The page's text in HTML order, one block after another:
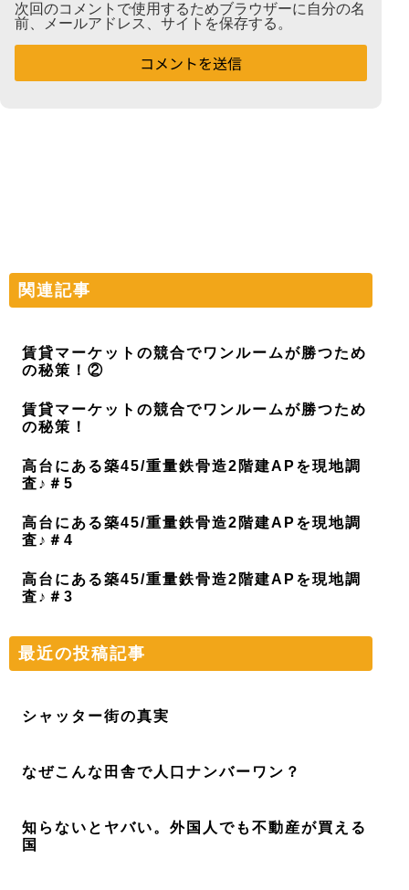
次回のコメントで使用するためブラウザーに自分の名
前、メールアドレス、サイトを保存する。
関連記事
賃貸マーケットの競合でワンルームが勝つため
の秘策！②
賃貸マーケットの競合でワンルームが勝つため
の秘策！
高台にある築45/重量鉄骨造2階建APを現地調
査♪＃5
高台にある築45/重量鉄骨造2階建APを現地調
査♪＃4
高台にある築45/重量鉄骨造2階建APを現地調
査♪＃3
最近の投稿記事
シャッター街の真実
なぜこんな田舎で人口ナンバーワン？
知らないとヤバい。外国人でも不動産が買える
国